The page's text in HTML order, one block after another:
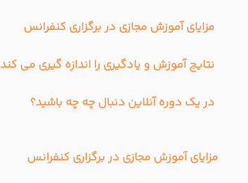
مزایای آموزش مجازی در برگزاری کنفرانس
نتایج آموزش و یادگیری را اندازه گیری می کند
در یک دوره آنلاین دنبال چه چه باشید؟
مزایای آموزش مجازی در برگزاری کنفرانس